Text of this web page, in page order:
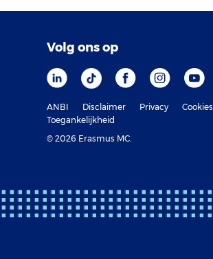
Volg ons op
ANBI Disclaimer Privacy
Cookies
Toegankelijkheid
© 2026 Erasmus MC.